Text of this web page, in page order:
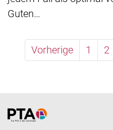
Guten…
Vorherige 1 2
Home